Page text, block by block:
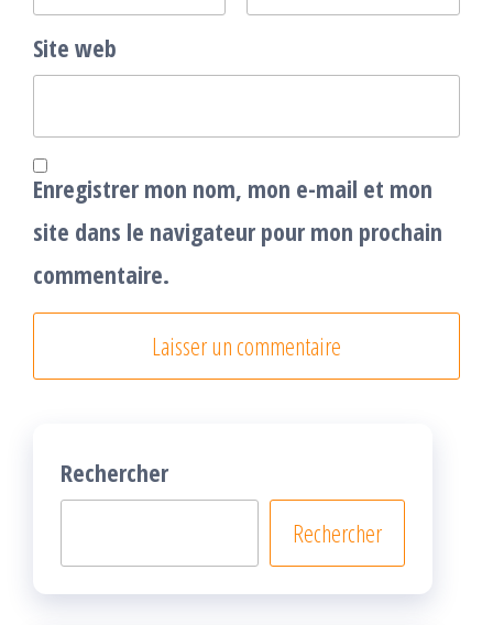
Site web
Enregistrer mon nom, mon e-mail et mon
site dans le navigateur pour mon prochain
commentaire.
Rechercher
Rechercher